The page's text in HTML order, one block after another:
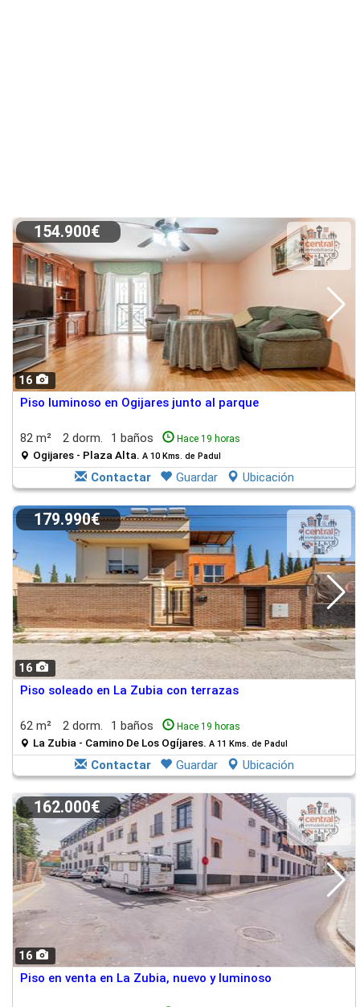
16
154.900€
Piso luminoso en Ogijares junto al parque
82 m² 2 dorm. 1 baños Hace 19 horas
Ogijares - Plaza Alta. A 10 Kms. de Padul
Contactar Guardar Ubicación
16
179.990€
Piso soleado en La Zubia con terrazas
62 m² 2 dorm. 1 baños Hace 19 horas
La Zubia - Camino De Los Ogíjares. A 11 Kms. de Padul
Contactar Guardar Ubicación
16
162.000€
Piso en venta en La Zubia, nuevo y luminoso